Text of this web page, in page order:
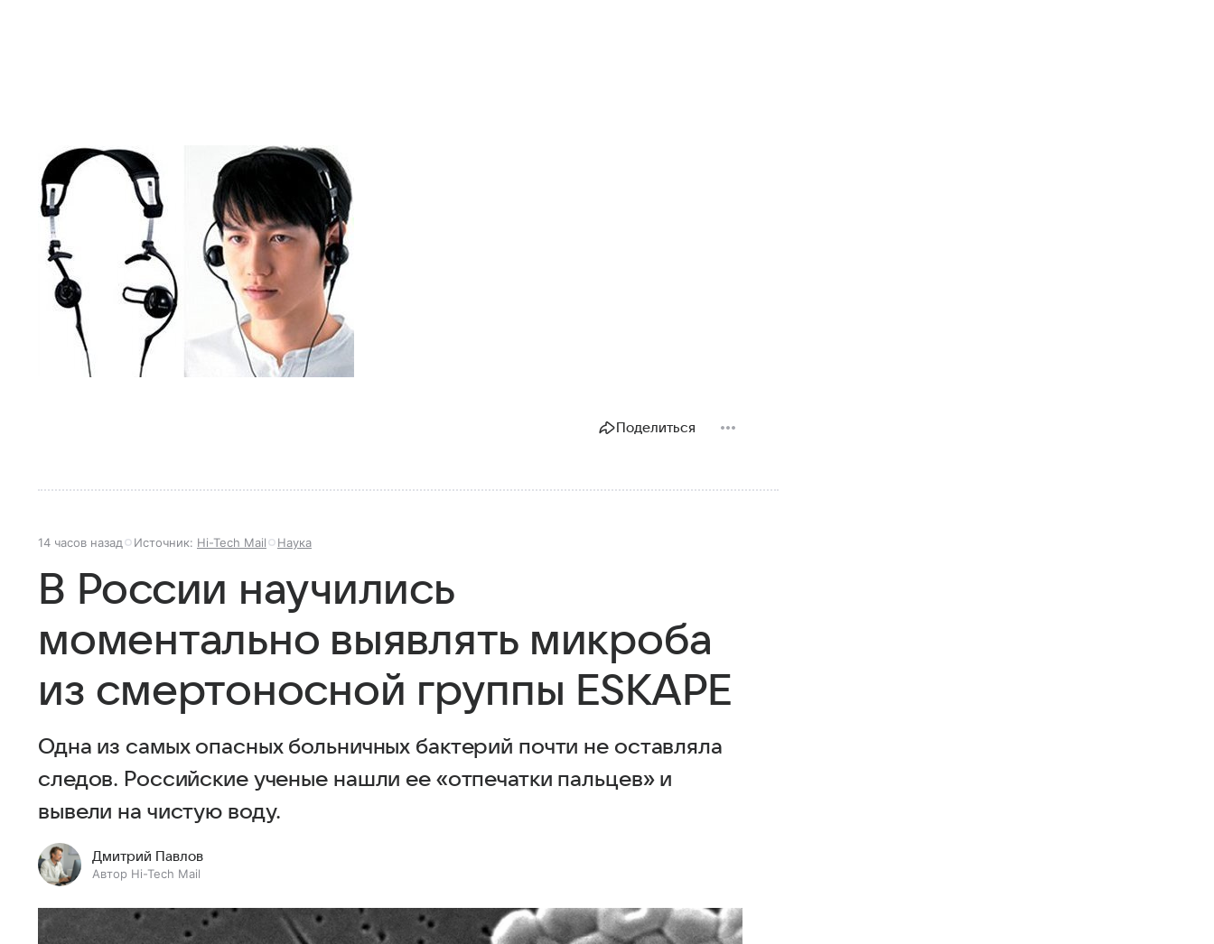
Поделиться
14 часов назад Источник: Hi-Tech Mail Наука
В России научились
моментально выявлять микроба
из смертоносной группы ESKAPE
Одна из самых опасных больничных бактерий почти не оставляла
следов. Российские ученые нашли ее «отпечатки пальцев» и
вывели на чистую воду.
Дмитрий Павлов
Автор Hi-Tech Mail